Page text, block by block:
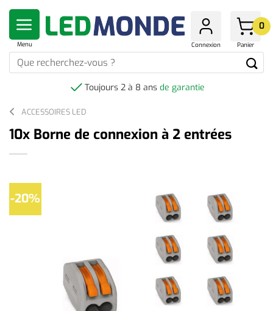
Skip
content
Menu Connexion Panier
0
Que
recherchez-
Toujours 2 à 8 ans de garantie
ACCESSOIRES LED
10x Borne de connexion à 2 entrées
-20%